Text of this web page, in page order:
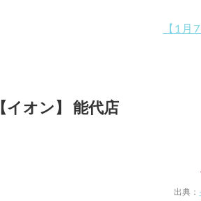
【1月
【イオン】 能代店
出典：